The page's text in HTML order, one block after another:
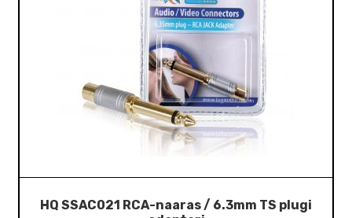
HQ SSAC021 RCA-naaras / 6.3mm TS plugi